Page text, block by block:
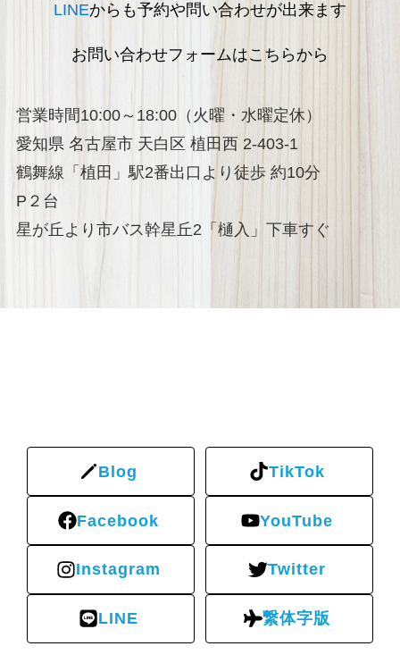
LINEからも予約や問い合わせが出来ます
お問い合わせフォームはこちらから
営業時間10:00～18:00（火曜・水曜定休）
愛知県 名古屋市 天白区 植田西 2-403-1
鶴舞線「植田」駅2番出口より徒歩 約10分
P２台
星が丘より市バス幹星丘2「樋入」下車すぐ
Blog TikTok
Facebook YouTube
Instagram Twitter
LINE 繋体字版